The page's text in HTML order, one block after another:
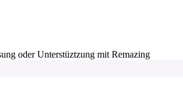
oder Unterstüztzung mit Remazing